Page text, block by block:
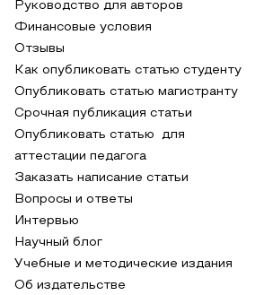
Руководство для авторов
Финансовые условия
Отзывы
Как опубликовать статью студенту
Опубликовать статью магистранту
Срочная публикация статьи
Опубликовать статью для
аттестации педагога
Заказать написание статьи
Вопросы и ответы
Интервью
Научный блог
Учебные и методические издания
Об издательстве